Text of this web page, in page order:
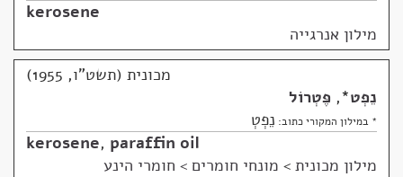
kerosene
מילון אנרגייה
מכונית (תשט"ו, 1955)
נֵפְט*
, פֶּטְרוֹל
* במילון המקורי כתוב: נֵפְטְ
kerosene, paraffin oil
מילון מכונית > מונחי חומרים > חומרי הינע